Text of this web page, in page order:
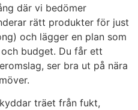
där vi bedömer
rätt produkter för just
och lägger en plan som
budget. Du får ett
ser bra ut på nära
träet från fukt,